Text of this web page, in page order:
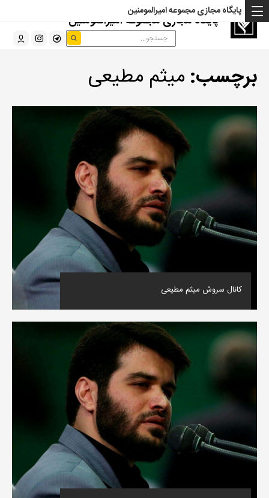
پایگاه مجازی مجموعه امیرالمومنین
پایگاه مجازی مجموعه امیرالمومنین
برچسب: میثم مطیعی
کانال سروش میثم مطیعی